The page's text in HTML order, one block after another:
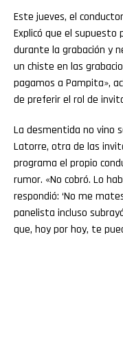
Este jueves, el
Explicó que el
durante la grabación y
un chiste en las
pagamos a Pampita»,
de preferir el rol de
La desmentida no vino
Latorre, otra de las
programa el propio
rumor. «No cobró. Lo
respondió: ‘No me
panelista incluso
que, hoy por hoy, te